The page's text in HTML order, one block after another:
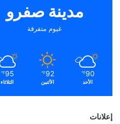
مدينة صفرو
غيوم متفرقة
90
℉
الأحد
92
℉
الأثنين
95
℉
الثلاثاء
إعلانات